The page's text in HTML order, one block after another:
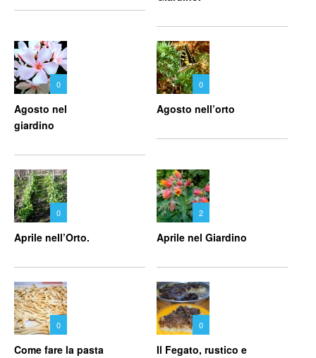
0
Agosto nel
giardino
0
Agosto nell’orto
0
Aprile nell’Orto.
2
Aprile nel Giardino
0
Come fare la pasta
0
Il Fegato, rustico e